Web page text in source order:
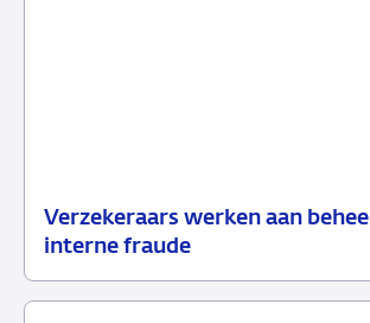
Verzekeraars werken aan
interne fraude
24
Nieuwsbericht